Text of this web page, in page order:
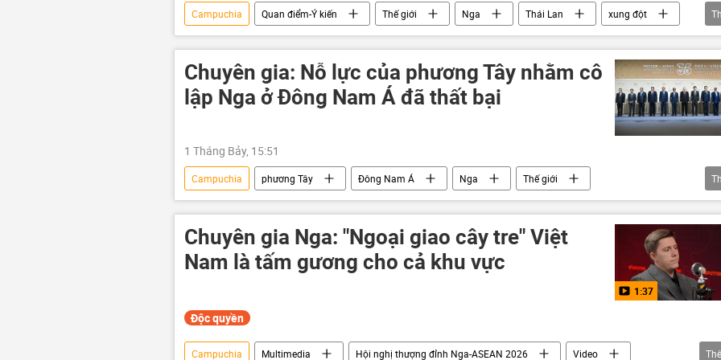
Campuchia Quan điểm-Ý kiến Thế giới Nga Thái Lan
xung đột
xung đột quân sự
căng thẳng biên giới Đông Nam Á
Trung Quốc
ASEAN
Chuyên gia: Nỗ lực của phương Tây nhằm cô
lập Nga ở Đông Nam Á đã thất bại
1 Tháng Bảy, 15:51
Campuchia phương Tây Đông Nam Á Nga
Thế giới
Quan điểm-Ý kiến
Sputnik Vladimir Putin Trung Quốc
ASEAN
Kazan
Hội nghị thượng đỉnh Nga-ASEAN 2026 Moskva
Chuyên gia Nga: "Ngoại giao cây tre" Việt
Nam là tấm gương cho cả khu vực
1:37
Độc quyền
Campuchia Multimedia Hội nghị thượng đỉnh Nga-ASEAN 2026 Video